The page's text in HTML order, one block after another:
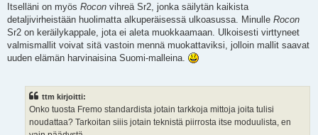
Itselläni on myös Rocon vihreä Sr2, jonka säilytän kaikista
detaljivirheistään huolimatta alkuperäisessä ulkoasussa. Minulle Rocon
Sr2 on keräilykappale, jota ei aleta muokkaamaan. Ulkoisesti virttyneet
valmismallit voivat sitä vastoin mennä muokattaviksi, jolloin mallit saavat
uuden elämän harvinaisina Suomi-malleina.
ttm kirjoitti:
Onko tuosta Fremo standardista jotain tarkkoja mittoja joita tulisi
noudattaa? Tarkoitan siiis jotain teknistä piirrosta itse moduulista, en